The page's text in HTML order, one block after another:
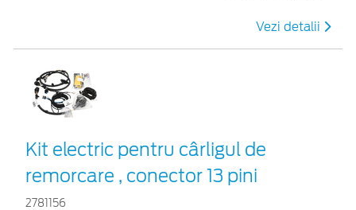
Vezi detalii
Kit electric pentru cârligul de
remorcare , conector 13 pini
2781156